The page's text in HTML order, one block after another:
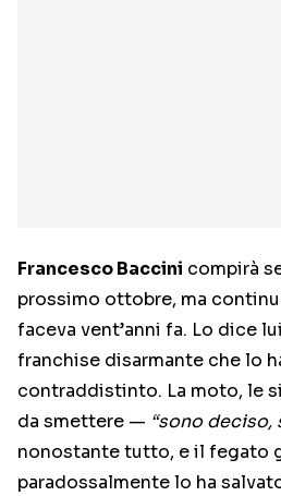
Francesco Baccini compirà
prossimo ottobre, ma
faceva vent’anni fa. Lo dice
franchise disarmante che lo
contraddistinto. La moto, le
da smettere — “sono deciso,
nonostante tutto, e il fegato
paradossalmente lo ha